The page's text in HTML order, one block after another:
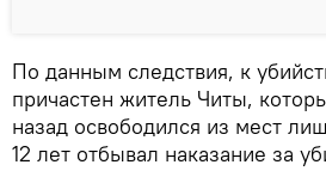
По данным следствия, к
причастен житель Читы,
назад освободился из мест
12 лет отбывал наказание за